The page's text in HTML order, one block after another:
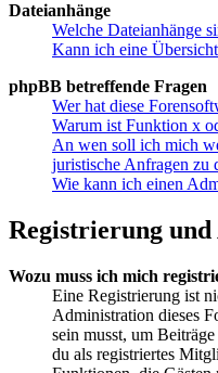
Dateianhänge
Welche Dateianhänge
Kann ich eine
phpBB betreffende Fragen
Wer hat diese
Warum ist Funktion x
An wen soll ich mich
juristische Anfragen zu
Wie kann ich einen
Registrierung und
Wozu muss ich mich
Eine Registrierung ist
Administration dieses
sein musst, um
du als registriertes